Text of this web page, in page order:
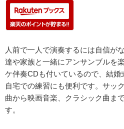
人前で一人で演奏するには自信が
達や家族と一緒にアンサンブルを
ケ伴奏CDも付いているので、結
自宅での練習にも便利です。サッ
曲から映画音楽、クラシック曲ま
す。